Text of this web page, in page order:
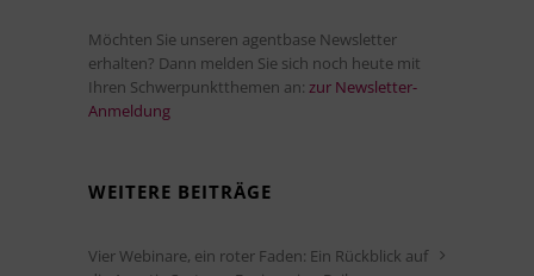
Möchten Sie unseren agentbase Newsletter
erhalten? Dann melden Sie sich noch heute mit
Ihren Schwerpunktthemen an: zur Newsletter-
Anmeldung
WEITERE BEITRÄGE
Vier Webinare, ein roter Faden: Ein Rückblick auf